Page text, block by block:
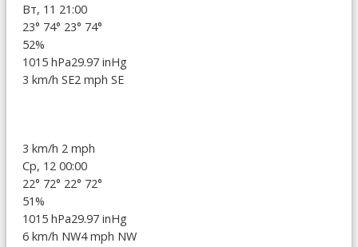
Вт, 11 21:00
23° 74° 23° 74°
52%
1015 hPa29.97 inHg
3 km/h SE2 mph SE
3 km/h 2 mph
Ср, 12 00:00
22° 72° 22° 72°
51%
1015 hPa29.97 inHg
6 km/h NW4 mph NW